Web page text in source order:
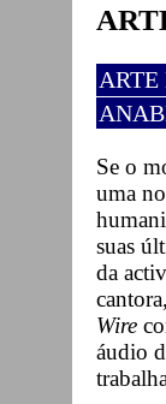
Se o
uma
suas
da
Wire
áudio